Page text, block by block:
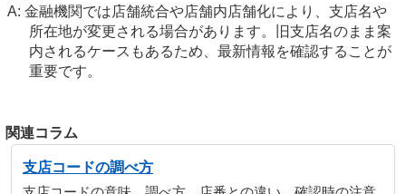
金融機関では店舗統合や店舗内店舗化により、支店名や
所在地が変更される場合があります。旧支店名のまま案
内されるケースもあるため、最新情報を確認することが
重要です。
関連コラム
支店コードの調べ方